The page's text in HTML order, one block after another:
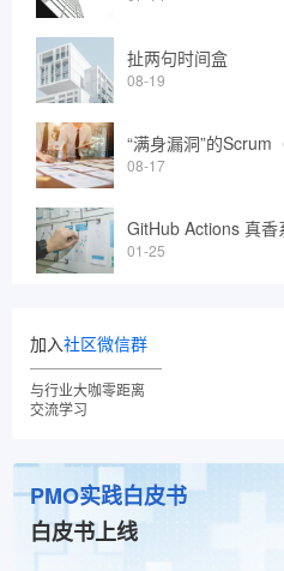
扯两句时间盒
08-19
“满身漏洞”的Scrum
08-17
GitHub Actions 真
01-25
加入社区微信群
与行业大咖零距离
交流学习
PMO实践白皮书
白皮书上线